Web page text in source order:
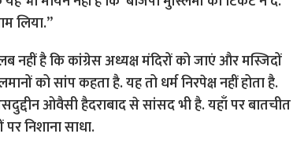
लिया.”
नहीं है कि कांग्रेस अध्यक्ष मंदिरों को जाएं और मस्जिदों
को सांप कहता है. यह तो धर्म निरपेक्ष नहीं होता है.
ओवैसी हैदराबाद से सांसद भी है. यहाँ पर बातचीत
निशाना साधा.